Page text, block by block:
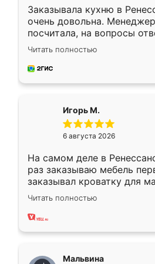
Заказывала кухню в
очень довольна.
посчитала, на вопросы
Замерщик приехал в
делу со всей
за день, ребята работали
Читать полностью
Игорь М.
6 августа 2026
На самом деле в
раз заказываю мебель
заказывал кроватку для
ребёнка при его рождении
заказал шкаф-купе. По
хорошее сборка
Читать полностью
Мальвина